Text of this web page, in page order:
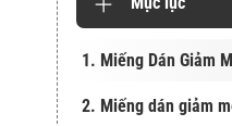
1. Miếng Dán Giảm
2. Miếng dán giảm